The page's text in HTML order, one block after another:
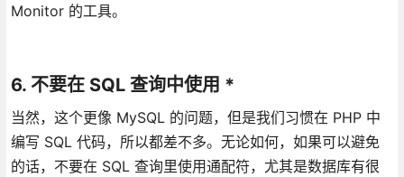
Monitor 的工具。
6. 不要在 SQL 查询中使用 *
当然，这个更像 MySQL 的问题，但是我们习惯在 PHP 中
编写 SQL 代码，所以都差不多。无论如何，如果可以避免
的话，不要在 SQL 查询里使用通配符，尤其是数据库有很